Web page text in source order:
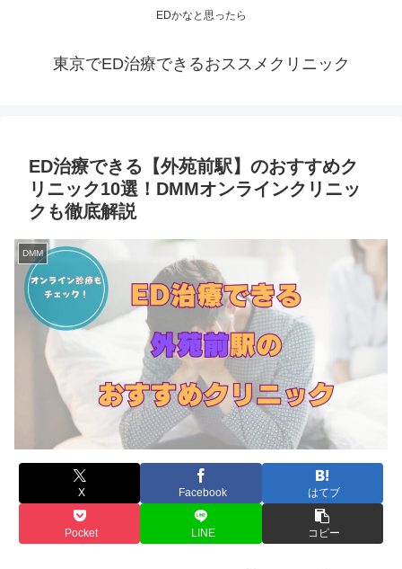
EDかなと思ったら
東京でED治療できるおススメクリニック
ED治療できる【外苑前駅】のおすすめク
リニック10選！DMMオンラインクリニッ
クも徹底解説
DMM
X Facebook はてブ
Pocket LINE コピー